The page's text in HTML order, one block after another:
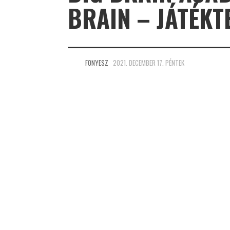
BRAIN –
FONYESZ 2021. DECEMBER 17. PÉNTEK